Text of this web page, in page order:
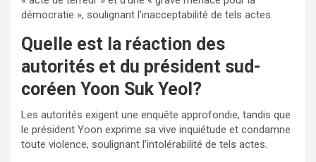
démocratie », soulignant l’inacceptabilité de tels actes.
Quelle est la réaction des
autorités et du président sud-
coréen Yoon Suk Yeol?
Les autorités exigent une enquête approfondie, tandis que
le président Yoon exprime sa vive inquiétude et condamne
toute violence, soulignant l’intolérabilité de tels actes.